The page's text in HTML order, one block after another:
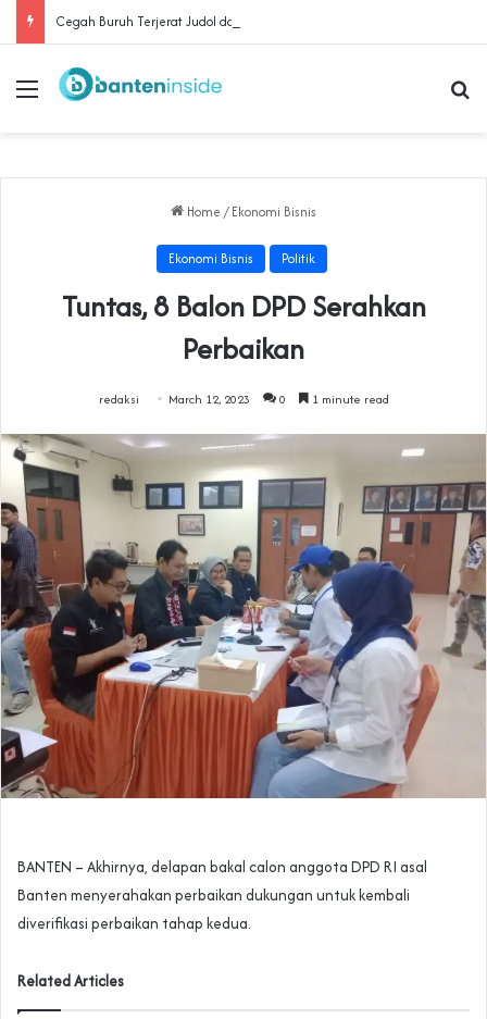
Menu
Home / Ekonomi Bisnis
Ekonomi Bisnis Politik
Tuntas, 8 Balon DPD Serahkan
Perbaikan
redaksi March 12, 2023 0 1 minute read
BANTEN – Akhirnya, delapan bakal calon anggota DPD RI asal
Banten menyerahakan perbaikan dukungan untuk kembali
diverifikasi perbaikan tahap kedua.
Related Articles